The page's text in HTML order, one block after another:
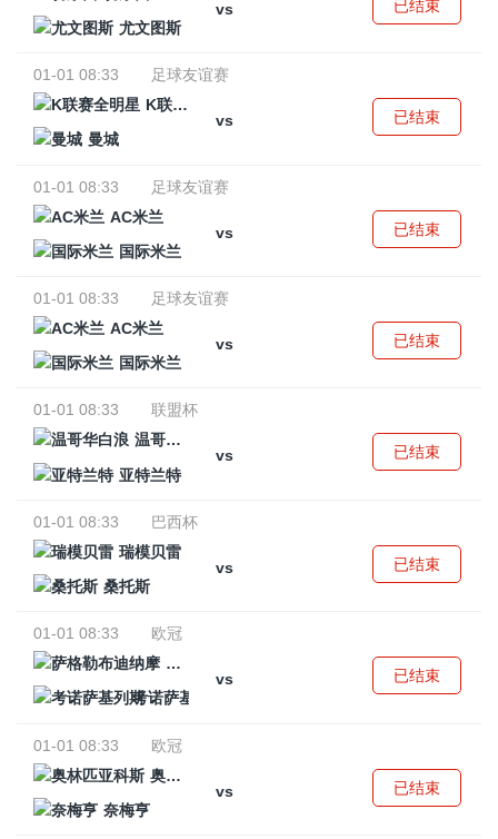
vs
尤文图斯
已结束
01-01 08:33
足球友谊赛
K联赛全明星
vs
曼城
已结束
01-01 08:33
足球友谊赛
AC米兰
vs
国际米兰
已结束
01-01 08:33
足球友谊赛
AC米兰
vs
国际米兰
已结束
01-01 08:33
联盟杯
温哥华白浪
vs
亚特兰特
已结束
01-01 08:33
巴西杯
瑞模贝雷
vs
桑托斯
已结束
01-01 08:33
欧冠
萨格勒布迪纳摩
vs
考诺萨基列斯
已结束
01-01 08:33
欧冠
奥林匹亚科斯
vs
奈梅亨
已结束